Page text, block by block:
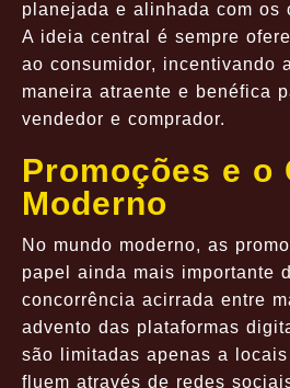
planejada e alinhada com os
A ideia central é sempre
ao consumidor, incentivando
maneira atraente e benéfica
vendedor e comprador.
Promoções e o
Moderno
No mundo moderno, as
papel ainda mais importante
concorrência acirrada entre
advento das plataformas
são limitadas apenas a
fluem através de redes